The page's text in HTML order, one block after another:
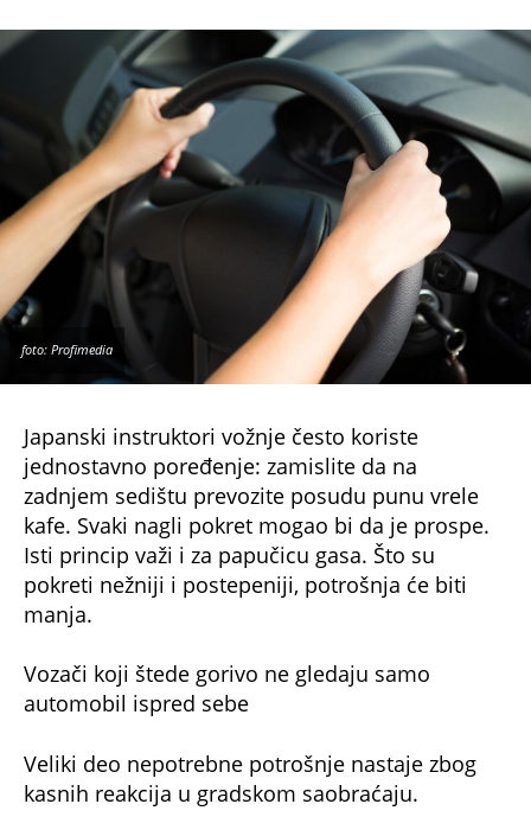
foto: Profimedia
Japanski instruktori vožnje često koriste
jednostavno poređenje: zamislite da na
zadnjem sedištu prevozite posudu punu vrele
kafe. Svaki nagli pokret mogao bi da je prospe.
Isti princip važi i za papučicu gasa. Što su
pokreti nežniji i postepeniji, potrošnja će biti
manja.
Vozači koji štede gorivo ne gledaju samo
automobil ispred sebe
Veliki deo nepotrebne potrošnje nastaje zbog
kasnih reakcija u gradskom saobraćaju.